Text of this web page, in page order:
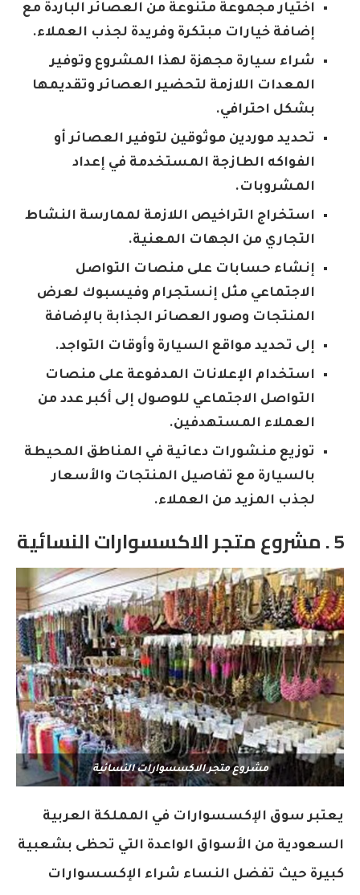
اختيار مجموعة متنوعة من العصائر الباردة مع
إضافة خيارات مبتكرة وفريدة لجذب العملاء.
شراء سيارة مجهزة لهذا المشروع وتوفير
المعدات اللازمة لتحضير العصائر وتقديمها
بشكل احترافي.
تحديد موردين موثوقين لتوفير العصائر أو
الفواكه الطازجة المستخدمة في إعداد
المشروبات.
استخراج التراخيص اللازمة لممارسة النشاط
التجاري من الجهات المعنية.
إنشاء حسابات على منصات التواصل
الاجتماعي مثل إنستجرام وفيسبوك لعرض
المنتجات وصور العصائر الجذابة بالإضافة
إلى تحديد مواقع السيارة وأوقات التواجد.
استخدام الإعلانات المدفوعة على منصات
التواصل الاجتماعي للوصول إلى أكبر عدد من
العملاء المستهدفين.
توزيع منشورات دعائية في المناطق المحيطة
بالسيارة مع تفاصيل المنتجات والأسعار
لجذب المزيد من العملاء.
5 . مشروع متجر الاكسسوارات النسائية
مشروع متجر الاكسسوارات النسائية
يعتبر سوق الإكسسوارات في المملكة العربية
السعودية من الأسواق الواعدة التي تحظى بشعبية
كبيرة حيث تفضل النساء شراء الإكسسوارات